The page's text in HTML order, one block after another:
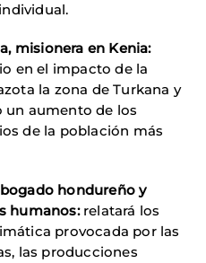
misionera en Kenia:
en el impacto de la
la zona de Turkana y
un aumento de los
de la población más
hondureño y
humanos: relatará los
provocada por las
las producciones